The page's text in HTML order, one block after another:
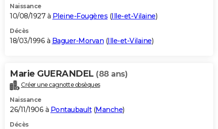
Naissance
10/08/1927 à Pleine-Fougères (Ille-et-Vilaine)
Décès
18/03/1996 à Baguer-Morvan (Ille-et-Vilaine)
Marie GUERANDEL (88 ans)
Créer une cagnotte obsèques
Naissance
26/11/1906 à Pontaubault(Manche)
Décès